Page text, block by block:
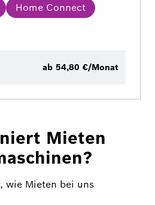
Home Connect
ab 54,80 €/Monat
Mieten
wie Mieten bei uns